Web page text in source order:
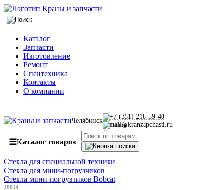
Каталог
Запчасти
Изготовление
Ремонт
Спецтехника
Контакты
О компании
Челябинск
+7 (351) 218-59-40
mail@kranzapchasti.ru
☰Каталог товаров
Стекла для специальной техники
Стекла для мини-погрузчиков
Стекла мини-погрузчиков Bobcat
30034